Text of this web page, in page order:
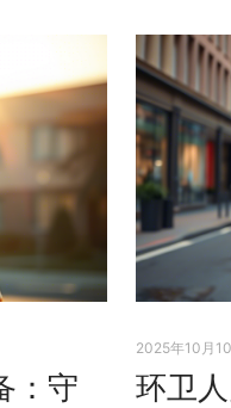
：守
2025年10月
环卫